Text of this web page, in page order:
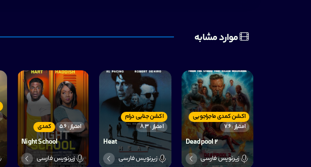
موارد مشابه
اکشن کمدی ماجراجویی
امتیاز : 7.6
Deadpool 2
زیرنویس فارسی
اکشن جنایی درام
امتیاز : 8.3
Heat
زیرنویس فارسی
کمدی امتیاز : 5.6
Night School
زیرنویس فارسی